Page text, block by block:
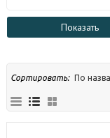
Сортировать: По